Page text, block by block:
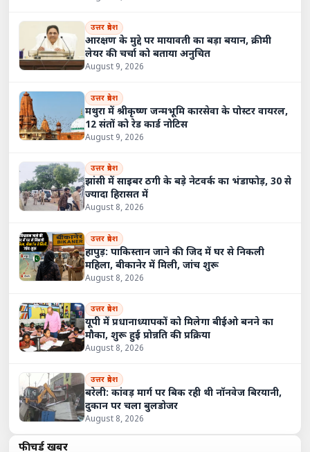
उत्तर प्रदेश
आरक्षण के मुद्दे पर मायावती का बड़ा बयान, क्रीमी
लेयर की चर्चा को बताया अनुचित
August 9, 2026
उत्तर प्रदेश
मथुरा में श्रीकृष्ण जन्मभूमि कारसेवा के पोस्टर वायरल,
12 संतों को रेड कार्ड नोटिस
August 9, 2026
उत्तर प्रदेश
झांसी में साइबर ठगी के बड़े नेटवर्क का भंडाफोड़, 30 से
ज्यादा हिरासत में
August 8, 2026
उत्तर प्रदेश
हापुड़: पाकिस्तान जाने की जिद में घर से निकली
महिला, बीकानेर में मिली, जांच शुरू
August 8, 2026
उत्तर प्रदेश
यूपी में प्रधानाध्यापकों को मिलेगा बीईओ बनने का
मौका, शुरू हुई प्रोन्नति की प्रक्रिया
August 8, 2026
उत्तर प्रदेश
बरेली: कांवड़ मार्ग पर बिक रही थी नॉनवेज बिरयानी,
दुकान पर चला बुलडोजर
August 8, 2026
फीचर्ड खबरें